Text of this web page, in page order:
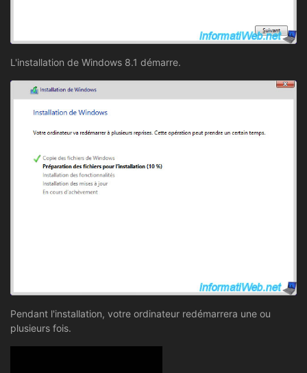
L'installation de Windows 8.1 démarre.
Pendant l'installation, votre ordinateur redémarrera une ou
plusieurs fois.